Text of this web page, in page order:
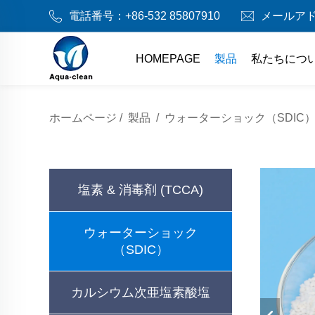
電話番号： +86-532 85807910 メールア
HOMEPAGE 製品 私たちにつ
ホームページ / 製品 / ウォーターショック（SDIC）
塩素 & 消毒剤 (TCCA)
ウォーターショック
（SDIC）
カルシウム次亜塩素酸塩